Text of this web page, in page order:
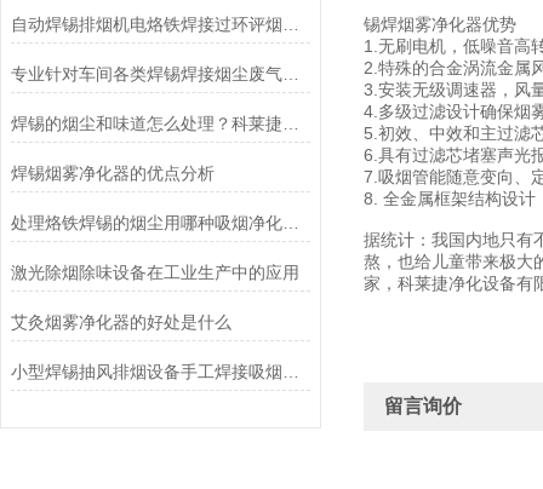
专业针对车间各类焊锡焊接烟尘废气处理烟雾净化器
焊锡烟雾净化器的优点分析
处理烙铁焊锡的烟尘用哪种吸烟净化器好？
激光除烟除味设备在工业生产中的应用
艾灸烟雾净化器的好处是什么
锡焊烟雾净化器优势
1.无刷电机，低噪音高
2.特殊的合金涡流金属
3.安装无级调速器，风
4.多级过滤设计确保烟
5.初效、中效和主过滤
6.具有过滤芯堵塞声光
7.吸烟管能随意变向、
8. 全金属框架结构设计
据统计：我国内地只有
熬，也给儿童带来极大
家，科莱捷净化设备有
留言询价